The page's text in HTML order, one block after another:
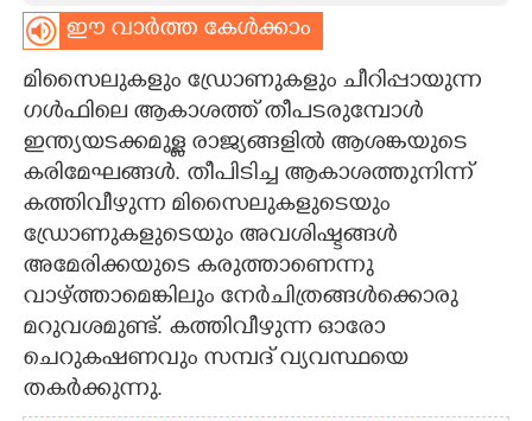
ASTRO
CARTOONS
LITERATURE
CONTACT US
ഈ വാർത്ത കേൾക്കാം
മിസൈലുകളും ഡ്രോണുകളും ചീറിപ്പായുന്ന
ഗൾഫിലെ ആകാശത്ത് തീപടരുമ്പോൾ
ഇന്ത്യയടക്കമുള്ള രാജ്യങ്ങളിൽ ആശങ്കയുടെ
കരിമേഘങ്ങൾ. തീപിടിച്ച ആകാശത്തുനിന്ന്
കത്തിവീഴുന്ന മിസൈലുകളുടെയും
ഡ്രോണുകളുടെയും അവശിഷ്ടങ്ങൾ
അമേരിക്കയുടെ കരുത്താണെന്നു
വാഴ്ത്താമെങ്കിലും നേർചിത്രങ്ങൾക്കൊരു
മറുവശമുണ്ട്. കത്തിവീഴുന്ന ഓരോ
ചെറുകഷണവും സമ്പദ് വ്യവസ്ഥയെ
തകർക്കുന്നു.